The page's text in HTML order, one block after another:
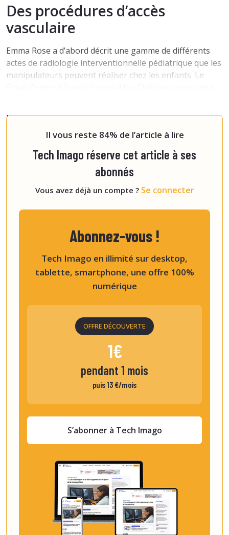
Des procédures d’accès
vasculaire
Emma Rose a d’abord décrit une gamme de différents
actes de radiologie interventionnelle pédiatrique que les
manipulateurs peuvent réaliser chez les enfants. Le
Il vous reste 84% de l’article à lire
Tech Imago réserve cet article à ses
abonnés
Vous avez déjà un compte ? Se connecter
Abonnez-vous !
Tech Imago en illimité sur desktop,
tablette, smartphone, une offre 100%
numérique
OFFRE DÉCOUVERTE
1€
pendant 1 mois
puis 13 €/mois
S’abonner à Tech Imago